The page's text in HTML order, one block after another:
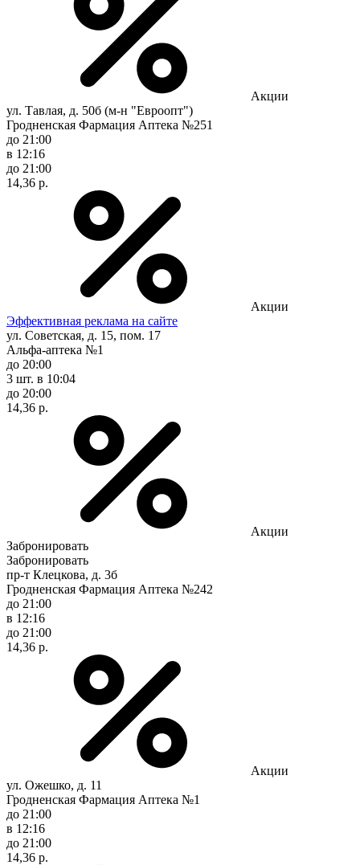
Акции
ул. Тавлая, д. 50б (м-н "Евроопт")
Гродненская Фармация Аптека №251
до 21:00
в 12:16
до 21:00
14,36 р.
Акции
Эффективная реклама на сайте
ул. Советская, д. 15, пом. 17
Альфа-аптека №1
до 20:00
3 шт. в 10:04
до 20:00
14,36 р.
Акции
Забронировать
Забронировать
пр-т Клецкова, д. 3б
Гродненская Фармация Аптека №242
до 21:00
в 12:16
до 21:00
14,36 р.
Акции
ул. Ожешко, д. 11
Гродненская Фармация Аптека №1
до 21:00
в 12:16
до 21:00
14,36 р.